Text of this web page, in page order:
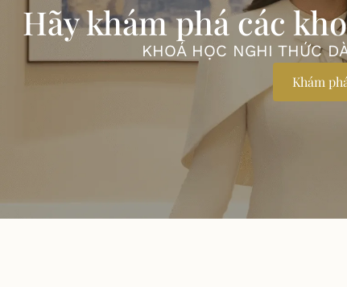
Hãy khám phá các
KHOÁ HỌC NGHI THỨC
Khám